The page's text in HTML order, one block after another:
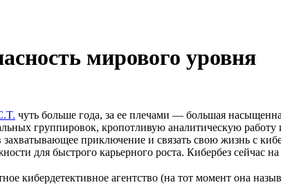
мирового уровня
чуть больше года, за ее плечами — большая
группировок, кропотливую аналитическую
захватывающее приключение и связать свою жизнь с
для быстрого карьерного роста. Кибербез сейчас
кибердетективное агентство (на тот момент она